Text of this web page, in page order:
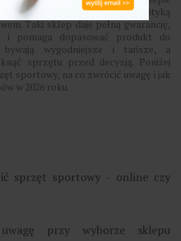
producenta, jasną polityką
Taki sklep daje pełną gwarancję,
i pomaga dopasować produkt do
wygodniejsze i tańsze, a
sprzętu przed decyzją. Poniżej
sportowy, na co zwrócić uwagę i jak
w 2026 roku.
sprzęt sportowy - online czy
przy wyborze sklepu